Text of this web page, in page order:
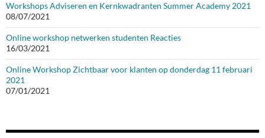
Workshops Adviseren en Kernkwadranten Summer Academy 2021
08/07/2021
Online workshop netwerken studenten Reacties
16/03/2021
Online Workshop Zichtbaar voor klanten op donderdag 11 februari
2021
07/01/2021